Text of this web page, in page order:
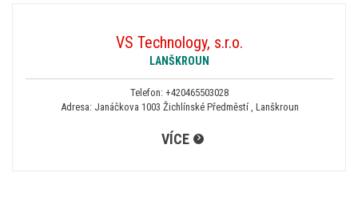
VS Technology, s.r.o.
LANŠKROUN
Telefon: +420465503028
Adresa: Janáčkova 1003 Žichlínské Předměstí , Lanškroun
VÍCE